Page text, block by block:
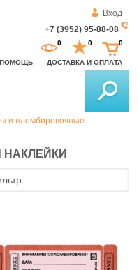
Вход
+7 (3952) 95-88-08
ПОМОЩЬ ДОСТАВКА И ОПЛАТА
0 0 0
и пломбировочные